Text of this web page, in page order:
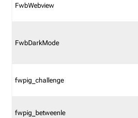
FwbWebview
FwbDarkMode
fwpig_challenge
fwpig_betweenle